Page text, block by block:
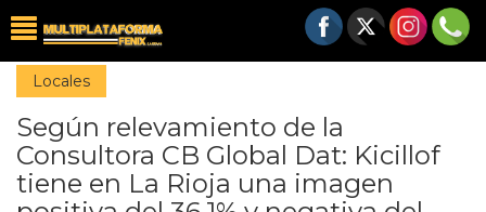
Locales
Según relevamiento de la
Consultora CB Global Dat: Kicillof
tiene en La Rioja una imagen